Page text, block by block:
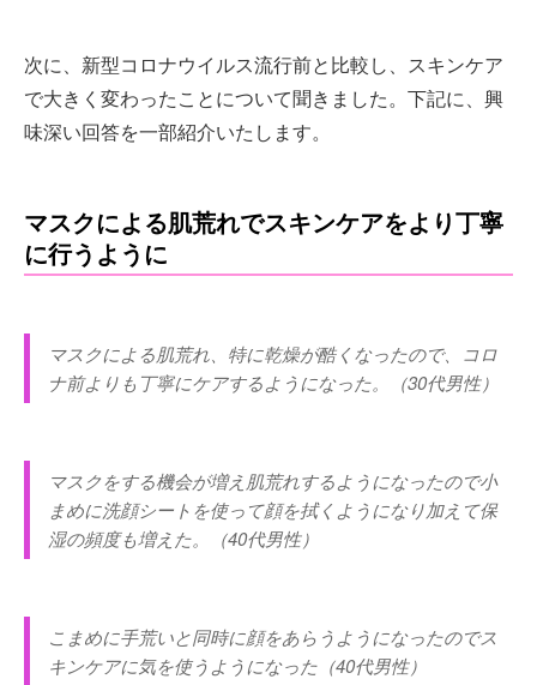
次に、新型コロナウイルス流行前と比較し、スキンケア
で大きく変わったことについて聞きました。下記に、興
味深い回答を一部紹介いたします。
マスクによる肌荒れでスキンケアをより丁寧
に行うように
マスクによる肌荒れ、特に乾燥が酷くなったので、コロ
ナ前よりも丁寧にケアするようになった。（30代男性）
マスクをする機会が増え肌荒れするようになったので小
まめに洗顔シートを使って顔を拭くようになり加えて保
湿の頻度も増えた。（40代男性）
こまめに手荒いと同時に顔をあらうようになったのでス
キンケアに気を使うようになった（40代男性）